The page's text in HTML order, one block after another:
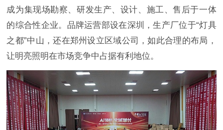
成为集现场勘察、研发生产、设计、施工、售后于一体
的综合性企业。品牌运营部设在深圳，生产厂位于“灯具
之都”中山，还在郑州设立区域公司，如此合理的布局，
让明亮照明在市场竞争中占据有利地位。